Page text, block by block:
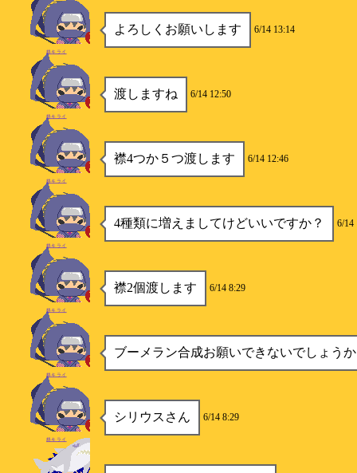
よろしくお願いします 6/14 13:14
柊キライ
渡しますね 6/14 12:50
柊キライ
襟4つか５つ渡します 6/14 12:46
柊キライ
4種類に増えましてけどいいですか？ 6/14
柊キライ
襟2個渡します 6/14 8:29
柊キライ
ブーメラン合成お願いできないでしょうか
柊キライ
シリウスさん 6/14 8:29
柊キライ